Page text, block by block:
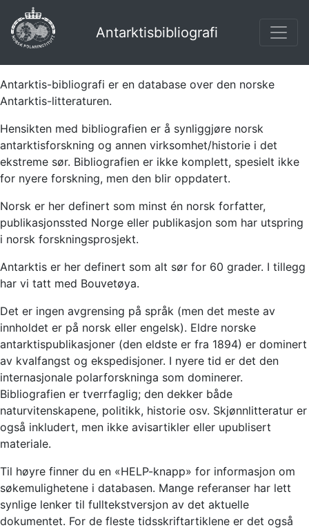
Antarktisbibliografi
Antarktis-bibliografi er en database over den norske
Antarktis-litteraturen.
Hensikten med bibliografien er å synliggjøre norsk
antarktisforskning og annen virksomhet/historie i det
ekstreme sør. Bibliografien er ikke komplett, spesielt ikke
for nyere forskning, men den blir oppdatert.
Norsk er her definert som minst én norsk forfatter,
publikasjonssted Norge eller publikasjon som har utspring
i norsk forskningsprosjekt.
Antarktis er her definert som alt sør for 60 grader. I tillegg
har vi tatt med Bouvetøya.
Det er ingen avgrensing på språk (men det meste av
innholdet er på norsk eller engelsk). Eldre norske
antarktispublikasjoner (den eldste er fra 1894) er dominert
av kvalfangst og ekspedisjoner. I nyere tid er det den
internasjonale polarforskninga som dominerer.
Bibliografien er tverrfaglig; den dekker både
naturvitenskapene, politikk, historie osv. Skjønnlitteratur er
også inkludert, men ikke avisartikler eller upublisert
materiale.
Til høyre finner du en «HELP-knapp» for informasjon om
søkemulighetene i databasen. Mange referanser har lett
synlige lenker til fulltekstversjon av det aktuelle
dokumentet. For de fleste tidsskriftartiklene er det også